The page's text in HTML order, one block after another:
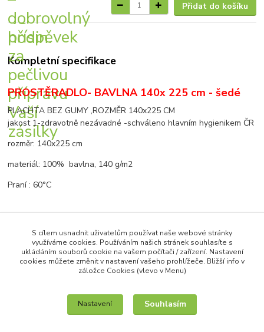
Přidat do košíku
Kompletní specifikace
PROSTĚRADLO- BAVLNA 140x 225 cm - šedé
PLACHTA BEZ GUMY ,ROZMĚR 140x225 CM
jakost 1-zdravotně nezávadné -schváleno hlavním hygienikem ČR
rozměr: 140x225 cm
materiál: 100% bavlna, 140 g/m2
Praní : 60°C
Zboží zařazeno v kategoriích
PLACHTA - 100% BAVLNA
IT služby na míru / unilogo.cz
S cílem usnadnit uživatelům používat naše webové stránky
využíváme cookies. Používáním našich stránek souhlasíte s
ukládáním souborů cookie na vašem počítači / zařízení. Nastavení
cookies můžete změnit v nastavení vašeho prohlížeče. Bližší info v
záložce Cookies (vlevo v Menu)
Nastavení Souhlasím